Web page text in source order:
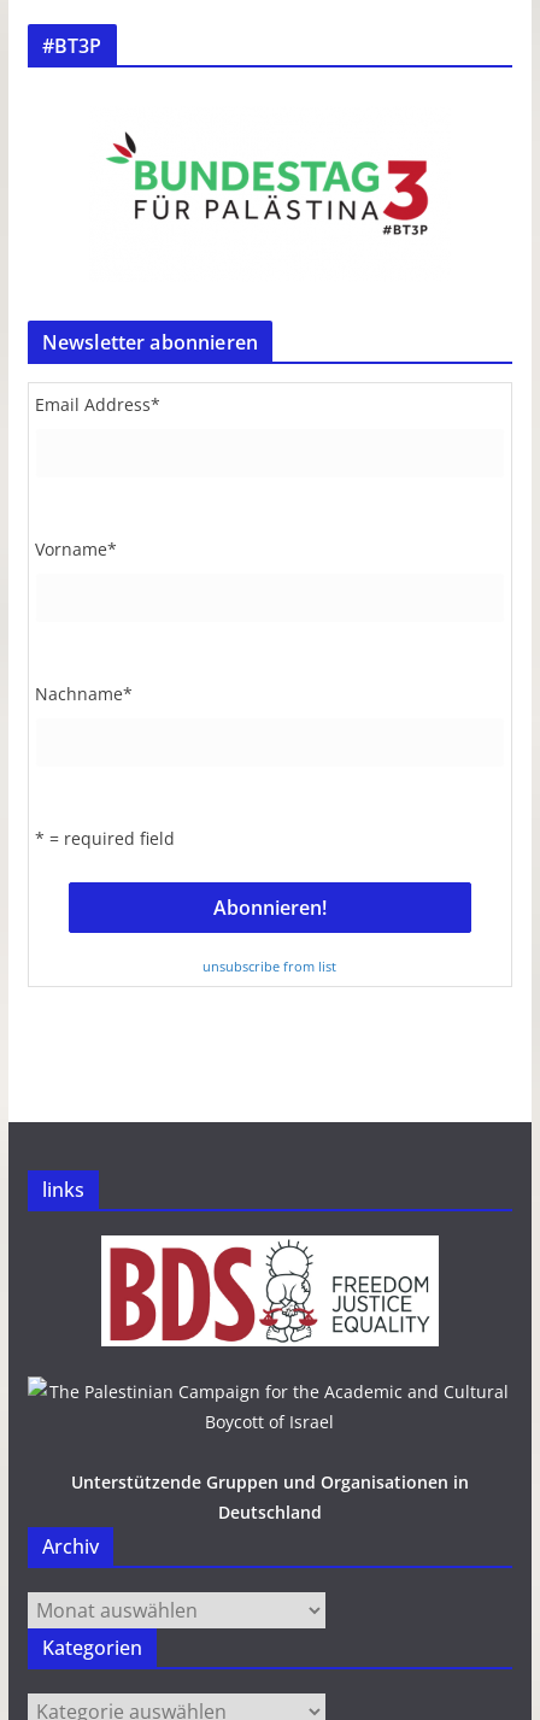
#BT3P
Newsletter abonnieren
Email Address*
Vorname*
Nachname*
* = required field
unsubscribe from list
links
Unterstützende Gruppen und Organisationen in
Deutschland
Archiv
Archiv
Kategorien
Kategorien